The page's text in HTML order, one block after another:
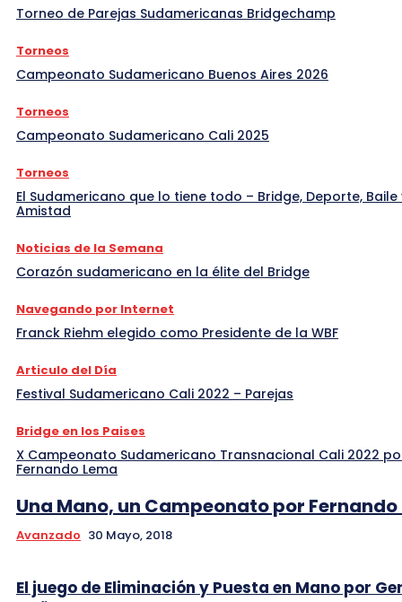
Torneo de Parejas Sudamericanas Bridgechamp
Torneos
Campeonato Sudamericano Buenos Aires 2026
Torneos
Campeonato Sudamericano Cali 2025
Torneos
El Sudamericano que lo tiene todo – Bridge, Deporte, Baile
Amistad
Noticias de la Semana
Corazón sudamericano en la élite del Bridge
Navegando por Internet
Franck Riehm elegido como Presidente de la WBF
Articulo del Día
Festival Sudamericano Cali 2022 – Parejas
Bridge en los Paises
X Campeonato Sudamericano Transnacional Cali 2022
Fernando Lema
Una Mano, un Campeonato por Fernando
Avanzado 30 Mayo, 2018
El juego de Eliminación y Puesta en Mano por